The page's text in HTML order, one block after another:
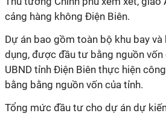
cảng hàng không Điện Biên.
Dự án bao gồm toàn bộ khu bay
dụng, được đầu tư bằng nguồn vốn
UBND tỉnh Điện Biên thực hiện
bằng bằng nguồn vốn của tỉnh.
Tổng mức đầu tư cho dự án dự